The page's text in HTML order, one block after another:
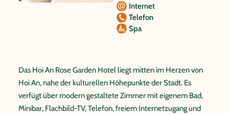
Internet
Telefon
Spa
Das Hoi An Rose Garden Hotel liegt mitten im Herzen von
Hoi An, nahe der kulturellen Höhepunkte der Stadt. Es
verfügt über modern gestaltete Zimmer mit eigenem Bad,
Minibar, Flachbild-TV, Telefon, freiem Internetzugang und